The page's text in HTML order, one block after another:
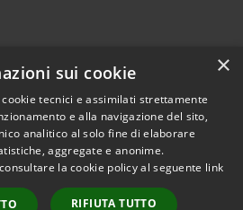
Copyright © 2026 • Comune di
Ragogna • Powered by
Municipium•Accesso
redazione
×
sui cookie
tecnici e assimilati strettamente
e alla navigazione del sito,
analitico al solo fine di elaborare
aggregate e anonime.
la cookie policy al seguente link
RIFIUTA TUTTO